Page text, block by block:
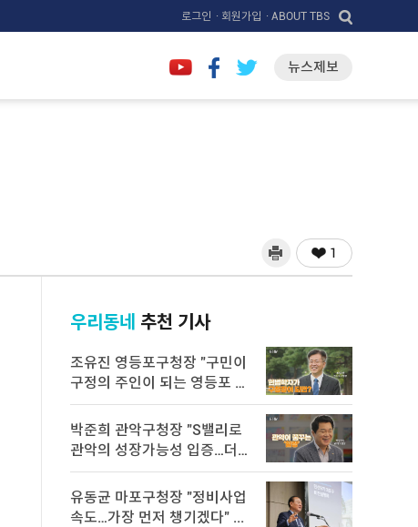
로그인 · 회원가입 · ABOUT TBS
뉴스제보
1
우리동네 추천 기사
조유진 영등포구청장 "구민이
구정의 주인이 되는 영등포 만
들 ...
박준희 관악구청장 "S밸리로
관악의 성장가능성 입증…더욱
속 ...
유동균 마포구청장 "정비사업
속도…가장 먼저 챙기겠다" ...